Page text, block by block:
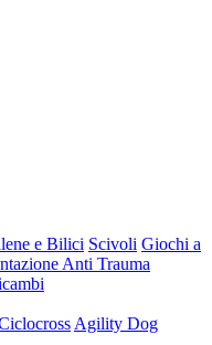
e Bilici Scivoli Giochi a
Anti Trauma
Agility Dog